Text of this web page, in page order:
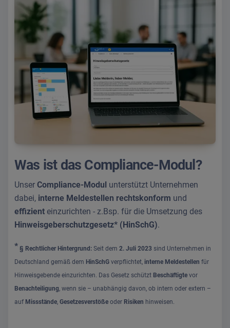
Was ist das Compliance-Modul?
Unser Compliance-Modul unterstützt Unternehmen
dabei, interne Meldestellen rechtskonform und
effizient einzurichten - z.Bsp. für die Umsetzung des
Hinweisgeberschutzgesetz* (HinSchG).
* § Rechtlicher Hintergrund: Seit dem 2. Juli 2023 sind Unternehmen in
Deutschland gemäß dem HinSchG verpflichtet, interne Meldestellen für
Hinweisgebende einzurichten. Das Gesetz schützt Beschäftigte vor
Benachteiligung , wenn sie – unabhängig davon, ob intern oder extern –
auf Missstände Gesetzesverstöße oder Risiken hinweisen.